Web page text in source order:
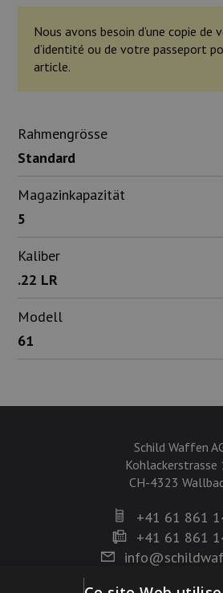
Nous avons besoin d’une copie de
d’identité ou de votre passeport
article.
Rahmengrösse
Standard
Magazinkapazität
5
Kaliber
.22 LR
Modell
61
Schild Waffen
Kohlackerstrasse
CH-4323
+41 61 861
+41 61 861